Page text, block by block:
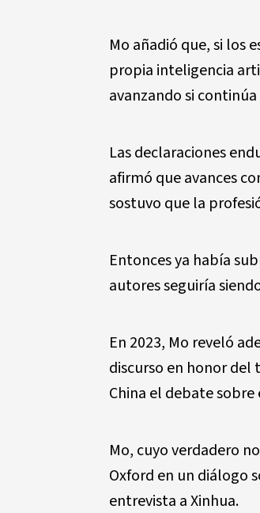
Mo añadió que, si los
propia inteligencia
avanzando si
Las declaraciones
afirmó que avances
sostuvo que la
Entonces ya había
autores seguiría
En 2023, Mo reveló
discurso en honor del
China el debate
Mo, cuyo verdadero
Oxford en un diálogo
entrevista a Xinhua.